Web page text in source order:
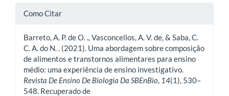
Detalhes
artigo
Como Citar
Barreto, A. P. de O. ., Vasconcellos, A. V. de, & Saba, C.
C. A. do N. . (2021). Uma abordagem sobre composição
de alimentos e transtornos alimentares para ensino
médio: uma experiência de ensino investigativo.
Revista De Ensino De Biologia Da SBEnBio, 14(1), 530–
548. Recuperado de